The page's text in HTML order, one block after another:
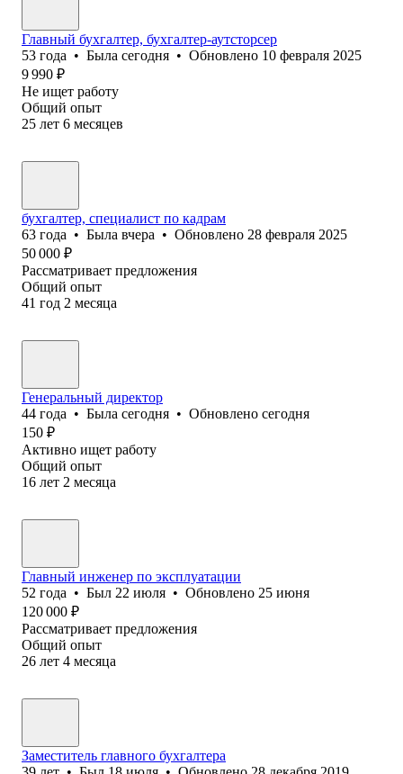
Главный бухгалтер, бухгалтер-аутсторсер
53 года • Была сегодня • Обновлено 10 февраля 2025
9 990 ₽
Не ищет работу
Общий опыт
25 лет 6 месяцев
бухгалтер, специалист по кадрам
63 года • Была вчера • Обновлено 28 февраля 2025
50 000 ₽
Рассматривает предложения
Общий опыт
41 год 2 месяца
Генеральный директор
44 года • Была сегодня • Обновлено сегодня
150 ₽
Активно ищет работу
Общий опыт
16 лет 2 месяца
Главный инженер по эксплуатации
52 года • Был 22 июля • Обновлено 25 июня
120 000 ₽
Рассматривает предложения
Общий опыт
26 лет 4 месяца
Заместитель главного бухгалтера